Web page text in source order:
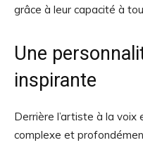
grâce à leur capacité à
Une
inspirante
Derrière l’artiste à la voix
complexe et